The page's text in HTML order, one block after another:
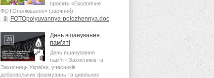
проєкту «Екологічне
ФОТОполювання» (заочний)
FOTOpolyuvannya-polozhennya.doc
День вшанування
пам’яті
День вшанування
пам’яті Захисників та
Захисниць України, учасників
добровольчих формувань та цивільних